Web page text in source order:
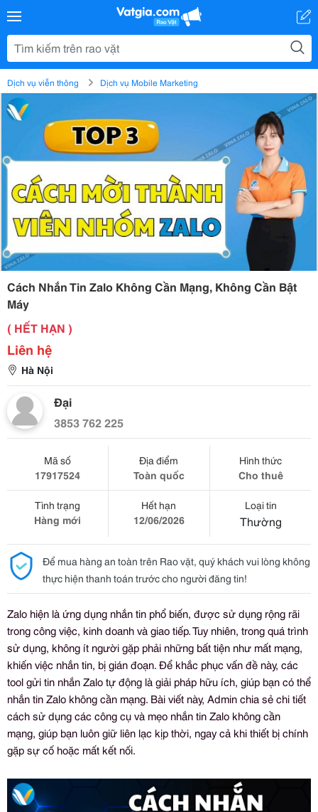
Dịch vụ viễn thông Dịch vụ Mobile Marketing
Cách Nhắn Tin Zalo Không Cần Mạng, Không Cần Bật
Máy
( HẾT HẠN )
Liên hệ
Hà Nội
Đại
3853 762 225
Mã số
17917524
Địa điểm
Toàn quốc
Hình thức
Cho thuê
Tình trạng
Hàng mới
Hết hạn
12/06/2026
Loại tin
Thường
Để mua hàng an toàn trên Rao vặt, quý khách vui lòng không
thực hiện thanh toán trước cho người đăng tin!
Zalo hiện là ứng dụng nhắn tin phổ biến, được sử dụng rộng rãi
trong công việc, kinh doanh và giao tiếp. Tuy nhiên, trong quá trình
sử dụng, không ít người gặp phải những bất tiện như mất mạng,
khiến việc nhắn tin, bị gián đoạn. Để khắc phục vấn đề này, các
tool gửi tin nhắn Zalo tự động là giải pháp hữu ích, giúp bạn có thể
nhắn tin Zalo không cần mạng. Bài viết này, Admin chia sẻ chi tiết
cách sử dụng các công cụ và mẹo nhắn tin Zalo không cần
mạng, giúp bạn luôn giữ liên lạc kịp thời, ngay cả khi thiết bị chính
gặp sự cố hoặc mất kết nối.